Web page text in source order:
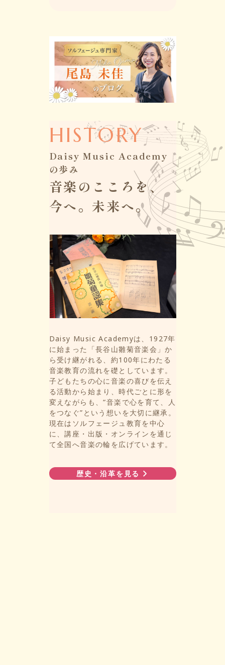
HISTORY
Daisy Music Academy
の歩み
音楽のこころを、
今へ。未来へ。
Daisy Music Academyは、1927年
に始まった「長谷山雛菊音楽会」か
ら受け継がれる、約100年にわたる
音楽教育の流れを礎としています。
子どもたちの心に音楽の喜びを伝え
る活動から始まり、時代ごとに形を
変えながらも、“音楽で心を育て、人
をつなぐ”という想いを大切に継承。
現在はソルフェージュ教育を中心
に、講座・出版・オンラインを通じ
て全国へ音楽の輪を広げています。
歴史・沿革を見る